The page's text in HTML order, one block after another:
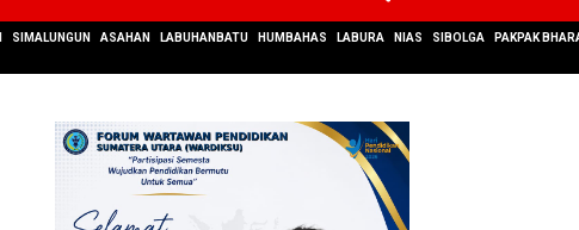
SIMALUNGUN ASAHAN LABUHANBATU HUMBAHAS LABURA NIAS SIBOLGA PAKPAK